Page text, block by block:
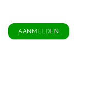
AANMELDEN